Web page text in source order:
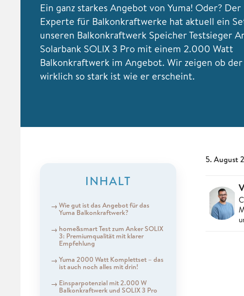
Ein ganz starkes Angebot von Yuma! Oder? Der
Experte für Balkonkraftwerke hat aktuell ein
unseren Balkonkraftwerk Speicher Testsieger
Solarbank SOLIX 3 Pro mit einem 2.000 Watt
Balkonkraftwerk im Angebot. Wir zeigen ob
wirklich so stark ist wie er erscheint.
INHALT
Wie gut ist das Angebot für das
Yuma Balkonkraftwerk?
home&smart Test zum Anker SOLIX
3: Premiumqualität mit klarer
Empfehlung
Yuma 2000 Watt Komplettset – das
ist auch noch alles mit drin!
Einsparpotenzial mit 2.000 W
Balkonkraftwerk und SOLIX 3 Pro
5. August